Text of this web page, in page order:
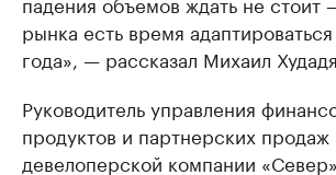
рынка есть время
года», — рассказал Михаил
Руководитель управления
продуктов и партнерских продаж
девелоперской компании